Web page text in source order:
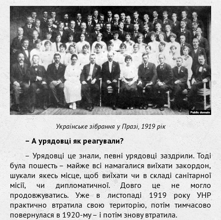
Українське зібрання у Празі, 1919 рік
– А урядовці як реагували?
– Урядовці це знали, певні урядовці заздрили. Тоді
була пошесть – майже всі намагалися виїхати закордон,
шукали якесь місце, щоб виїхати чи в складі санітарної
місії, чи дипломатичної. Довго це не могло
продовжуватись. Уже в листопаді 1919 року УНР
практично втратила свою територію, потім тимчасово
повернулася в 1920-му – і потім знову втратила.